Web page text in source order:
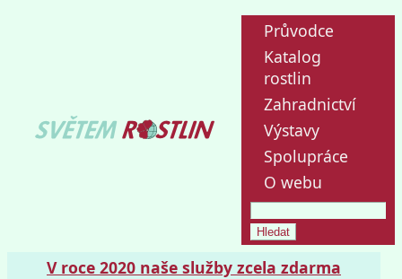
Průvodce
Katalog
rostlin
Zahradnictví
Výstavy
Spolupráce
O webu
V roce 2020 naše služby zcela zdarma